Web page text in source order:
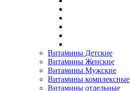
Витамины Детские
Витамины Женские
Витамины Мужские
Витамины комплексные
Витамины отдельные